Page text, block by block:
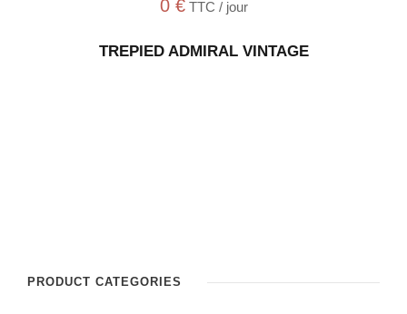
0 €TTC / jour
TREPIED ADMIRAL VINTAGE
PRODUCT CATEGORIES